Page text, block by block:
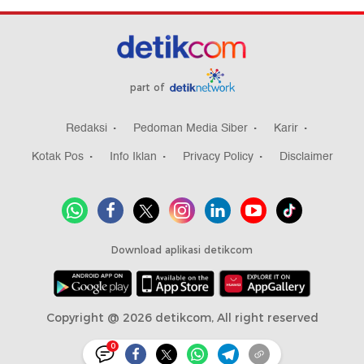
0
part of
Redaksi Pedoman Media Siber
Karir
Kotak Pos
Info Iklan Privacy Policy Disclaimer
Download aplikasi detikcom
Copyright @ 2026 detikcom, All right reserved